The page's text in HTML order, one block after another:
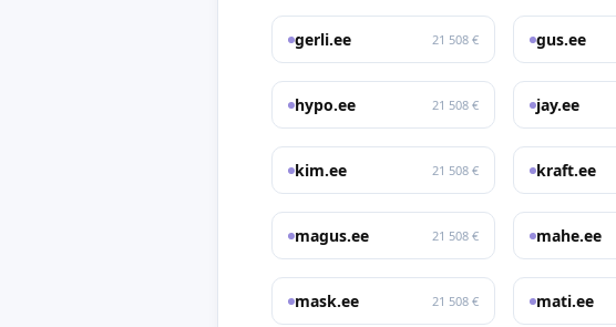
gerli.ee 21 508 € gus.ee
hypo.ee 21 508 € jay.ee
kim.ee 21 508 € kraft.ee
magus.ee 21 508 € mahe.ee
mask.ee 21 508 € mati.ee